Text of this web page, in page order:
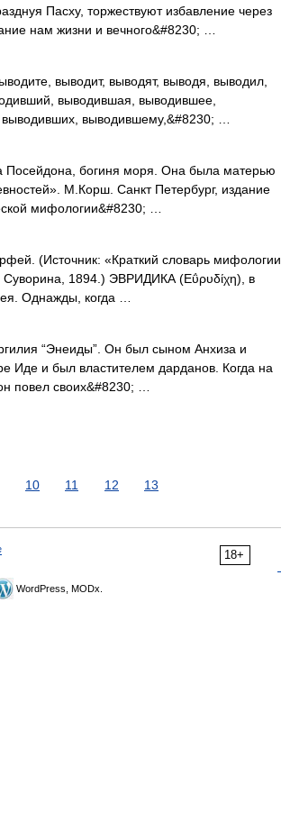
Пасху, торжествуют избавление через
нам жизни и вечного&#8230; …
выводит, выводят, выводя, выводил,
выводившая, выводившее,
выводившему,&#8230; …
Посейдона, богиня моря. Она была матерью
М.Корш. Санкт Петербург, издание
мифологии&#8230; …
(Источник: «Краткий словарь мифологии
1894.) ЭВРИДИКА (Εΰρυδίχη), в
Однажды, когда …
“Энеиды”. Он был сыном Анхиза и
Иде и был властителем дарданов. Когда на
повел своих&#8230; …
10 11 12 13
18+
WordPress, MODx.